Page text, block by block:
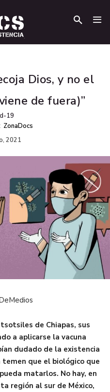
Dios, y no el
de fuera)”
19
ZonaDocs
2021
de Chiapas, sus
a aplicarse la vacuna
dudado de la existencia
temen que el biológico que
matarlos. No hay, en
región al sur de México,